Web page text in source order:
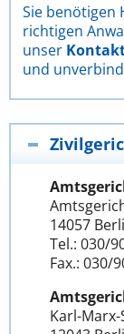
Sie benötigen
richtigen
unser
und
14057
Tel.: 030/
Fax.: 030/
Karl-